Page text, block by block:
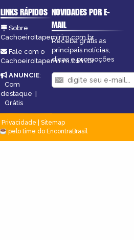
LINKS RÁPIDOS
Sobre
CachoeiroItapemirim.com.br
Fale com o
CachoeiroItapemirim.com.br
ANUNCIE:
Com
destaque
Grátis
NOVIDADES POR E-
MAIL
Receba grátis as
principais notícias,
dicas e promoções
Privacidade
Sitemap
pelo time do EncontraBrasil